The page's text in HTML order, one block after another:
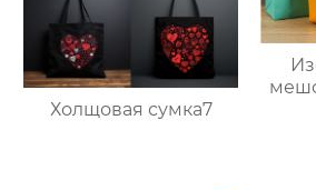
Холщовая сумка7